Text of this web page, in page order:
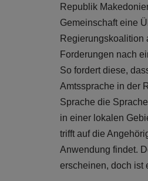
Republik
Gemeinschaft eine
Regierungskoalition
Forderungen nach
So fordert diese,
Amtssprache in der
Sprache die
in einer lokalen
trifft auf die
Anwendung findet.
erscheinen, doch ist